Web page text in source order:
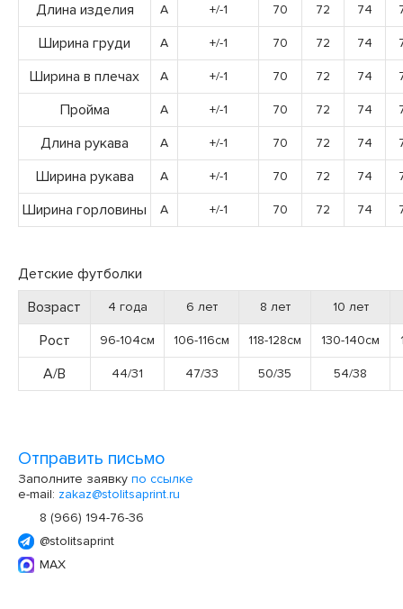
Длина изделия A +/-1 70 72 74
Ширина груди A +/-1 70 72 74
Ширина в плечах A +/-1 70 72 74
Пройма A +/-1 70 72 74
Длина рукава A +/-1 70 72 74
Ширина рукава A +/-1 70 72 74
Ширина горловины A +/-1 70 72 74
Детские футболки
Возраст
4 года 6 лет 8 лет 10 лет
Рост 96-104см 106-116см 118-128см 130-140см
А/В 44/31 47/33 50/35 54/38
Отправить письмо
Заполните заявку по ссылке
e-mail: zakaz@stolitsaprint.ru
8 (966) 194-76-36
@stolitsaprint
MAX